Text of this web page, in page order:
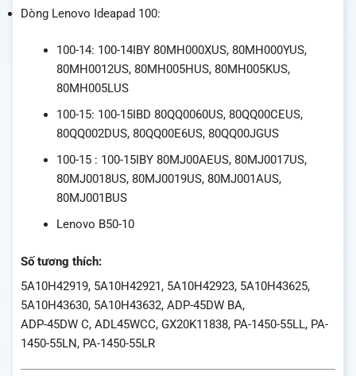
Dòng Lenovo Ideapad 100:
100-14: 100-14IBY 80MH000XUS, 80MH000YUS,
80MH0012US, 80MH005HUS, 80MH005KUS,
80MH005LUS
100-15: 100-15IBD 80QQ0060US, 80QQ00CEUS,
80QQ002DUS, 80QQ00E6US, 80QQ00JGUS
100-15 : 100-15IBY 80MJ00AEUS, 80MJ0017US,
80MJ0018US, 80MJ0019US, 80MJ001AUS,
80MJ001BUS
Lenovo B50-10
Số tương thích:
5A10H42919, 5A10H42921, 5A10H42923, 5A10H43625,
5A10H43630, 5A10H43632, ADP-45DW BA,
ADP-45DW C, ADL45WCC, GX20K11838, PA-1450-55LL, PA-
1450-55LN, PA-1450-55LR